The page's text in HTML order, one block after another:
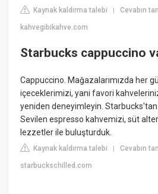
Kaynak kaldırma talebi |Cevabın
kahvegibikahve.com
Starbucks cappuccino
Cappuccino. Mağazalarımızda her
içeceklerimizi, yani favori
yeniden deneyimleyin.
Sevilen espresso kahvemizi, süt
lezzetler ile buluşturduk.
Kaynak kaldırma talebi |Cevabın
starbuckschilled.com